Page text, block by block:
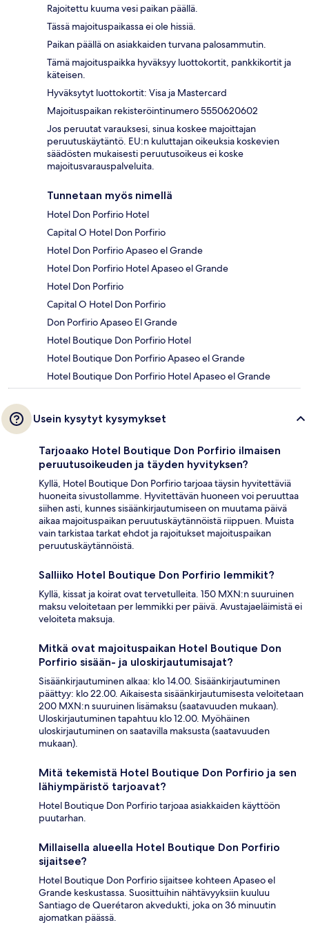
Rajoitettu kuuma vesi paikan päällä.
Tässä majoituspaikassa ei ole hissiä.
Paikan päällä on asiakkaiden turvana palosammutin.
Tämä majoituspaikka hyväksyy luottokortit, pankkikortit ja
käteisen.
Hyväksytyt luottokortit: Visa ja Mastercard
Majoituspaikan rekisteröintinumero 5550620602
Jos peruutat varauksesi, sinua koskee majoittajan
peruutuskäytäntö. EU:n kuluttajan oikeuksia koskevien
säädösten mukaisesti peruutusoikeus ei koske
majoitusvarauspalveluita.
Tunnetaan myös nimellä
Hotel Don Porfirio Hotel
Capital O Hotel Don Porfirio
Hotel Don Porfirio Apaseo el Grande
Hotel Don Porfirio Hotel Apaseo el Grande
Hotel Don Porfirio
Capital O Hotel Don Porfirio
Don Porfirio Apaseo El Grande
Hotel Boutique Don Porfirio Hotel
Hotel Boutique Don Porfirio Apaseo el Grande
Hotel Boutique Don Porfirio Hotel Apaseo el Grande
Usein kysytyt kysymykset
Tarjoaako Hotel Boutique Don Porfirio ilmaisen
peruutusoikeuden ja täyden hyvityksen?
Kyllä, Hotel Boutique Don Porfirio tarjoaa täysin hyvitettäviä
huoneita sivustollamme. Hyvitettävän huoneen voi peruuttaa
siihen asti, kunnes sisäänkirjautumiseen on muutama päivä
aikaa majoituspaikan peruutuskäytännöistä riippuen. Muista
vain tarkistaa tarkat ehdot ja rajoitukset majoituspaikan
peruutuskäytännöistä.
Salliiko Hotel Boutique Don Porfirio lemmikit?
Kyllä, kissat ja koirat ovat tervetulleita. 150 MXN:n suuruinen
maksu veloitetaan per lemmikki per päivä. Avustajaeläimistä ei
veloiteta maksuja.
Mitkä ovat majoituspaikan Hotel Boutique Don
Porfirio sisään- ja uloskirjautumisajat?
Sisäänkirjautuminen alkaa: klo 14.00. Sisäänkirjautuminen
päättyy: klo 22.00. Aikaisesta sisäänkirjautumisesta veloitetaan
200 MXN:n suuruinen lisämaksu (saatavuuden mukaan).
Uloskirjautuminen tapahtuu klo 12.00. Myöhäinen
uloskirjautuminen on saatavilla maksusta (saatavuuden
mukaan).
Mitä tekemistä Hotel Boutique Don Porfirio ja sen
lähiympäristö tarjoavat?
Hotel Boutique Don Porfirio tarjoaa asiakkaiden käyttöön
puutarhan.
Millaisella alueella Hotel Boutique Don Porfirio
sijaitsee?
Hotel Boutique Don Porfirio sijaitsee kohteen Apaseo el
Grande keskustassa. Suosittuihin nähtävyyksiin kuuluu
Santiago de Querétaron akvedukti, joka on 36 minuutin
ajomatkan päässä.